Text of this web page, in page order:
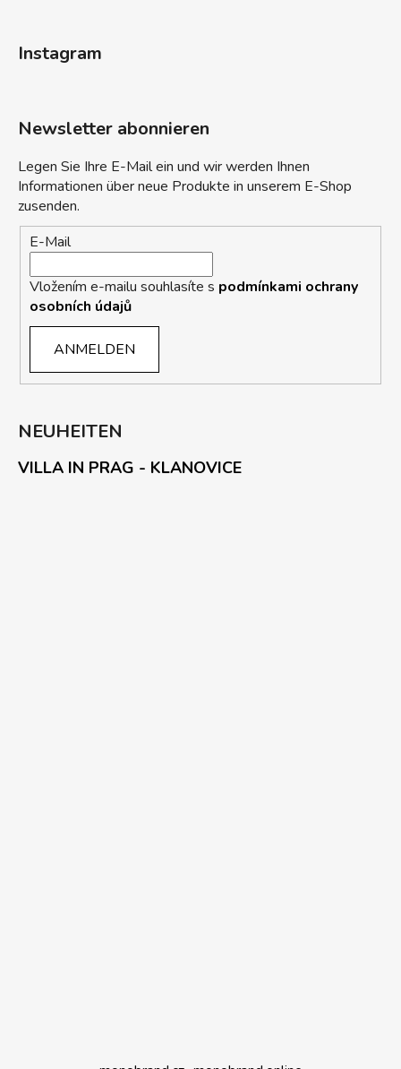
Instagram
Newsletter abonnieren
Legen Sie Ihre E-Mail ein und wir werden Ihnen
Informationen über neue Produkte in unserem E-Shop
zusenden.
E-Mail
Vložením e-mailu souhlasíte s podmínkami ochrany
osobních údajů
ANMELDEN
NEUHEITEN
VILLA IN PRAG - KLANOVICE